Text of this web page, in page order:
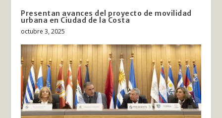
Presentan avances del proyecto de movilidad
urbana en Ciudad de la Costa
octubre 3, 2025